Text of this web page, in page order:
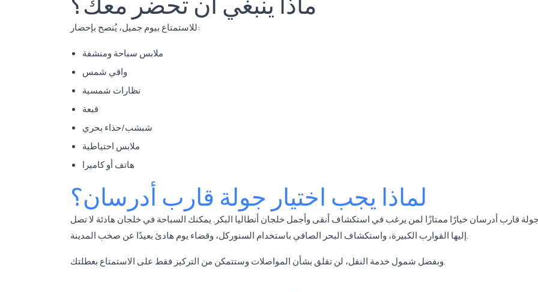
للاستمتاع بيوم جميل، يُنصح بإحضار:
ملابس سباحة ومنشفة
واقي شمس
نظارات شمسية
قبعة
شبشب/حذاء بحري
ملابس احتياطية
هاتف أو كاميرا
لماذا يجب اختيار جولة قارب أدرسان؟
قارب أدرسان خيارًا ممتازًا لمن يرغب في استكشاف أنقى وأجمل خلجان أنطاليا البكر. يمكنك السباحة في خلجان هادئة لا تصل
إليها القوارب الكبيرة، واستكشاف البحر الصافي باستخدام السنوركل، وقضاء يوم هادئ بعيدًا عن صخب المدينة.
وبفضل شمول خدمة النقل، لن تقلق بشأن المواصلات وستتمكن من التركيز فقط على الاستمتاع بعطلتك.